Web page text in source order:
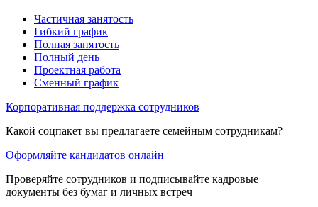
Частичная занятость
Гибкий график
Полная занятость
Полный день
Проектная работа
Сменный график
Корпоративная поддержка сотрудников
Какой соцпакет вы предлагаете семейным сотрудникам?
Оформляйте кандидатов онлайн
Проверяйте сотрудников и подписывайте кадровые
документы без бумаг и личных встреч